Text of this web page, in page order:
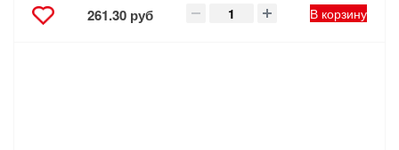
261.30 руб В корзину